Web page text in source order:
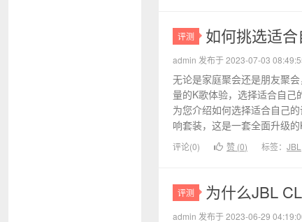
评测 如何挑选适
admin 发布于 2023-07-03
无论是家庭聚会还是朋友聚
量的K歌体验，选择适合自己
为您介绍如何选择适合自己
响套装，这是一套全面升级
评论(0) 赞 (0) 标签： JBL
评测 为什么JBL
admin 发布于 2023-06-29